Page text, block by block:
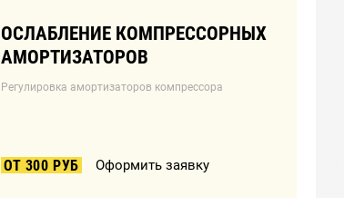
ОСЛАБЛЕНИЕ КОМПРЕССОРНЫХ
АМОРТИЗАТОРОВ
Регулировка амортизаторов компрессора
ОТ 300 РУБ Оформить заявку